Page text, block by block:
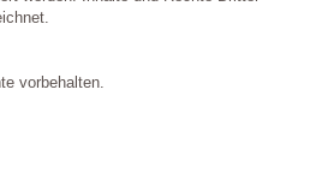
vorbehalten.